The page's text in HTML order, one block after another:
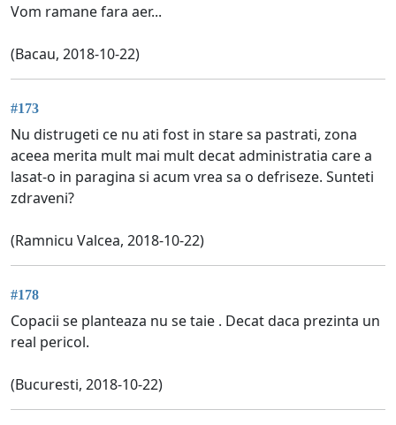
Vom ramane fara aer...
(Bacau, 2018-10-22)
#173
Nu distrugeti ce nu ati fost in stare sa pastrati, zona
aceea merita mult mai mult decat administratia care a
lasat-o in paragina si acum vrea sa o defriseze. Sunteti
zdraveni?
(Ramnicu Valcea, 2018-10-22)
#178
Copacii se planteaza nu se taie . Decat daca prezinta un
real pericol.
(Bucuresti, 2018-10-22)